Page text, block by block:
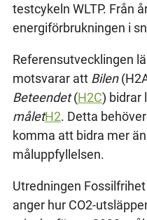
testcykeln WLTP. Från
energiförbrukningen i
Referensutvecklingen
motsvarar att Bilen
Beteendet(H2C) bidrar
måletH2. Detta
komma att bidra mer än
måluppfyllelsen.
Utredningen
anger hur CO2-